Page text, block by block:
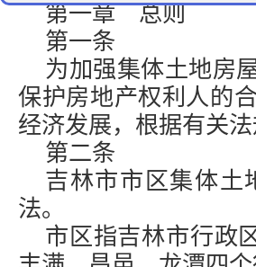
第一章 总则
第一条
为加强集体土地房
保护房地产权利人的
经济发展，根据有关
第二条
吉林市市区集体土
法。
市区指吉林市行政